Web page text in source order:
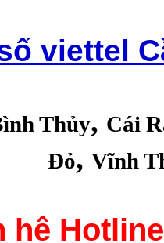
viettel
Thủy, Cái
Đỏ, Vĩnh
hệ